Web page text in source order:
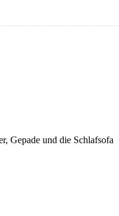
Gepade und die Schlafsofa